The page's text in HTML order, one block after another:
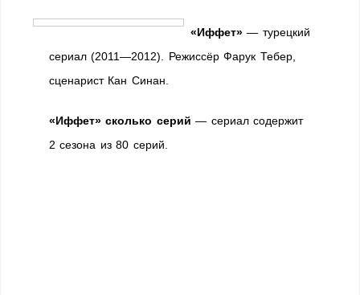
«Иффет» — турецкий
сериал (2011—2012). Режиссёр Фарук Тебер,
сценарист Кан Синан.
«Иффет» сколько серий — сериал содержит
2 сезона из 80 серий.